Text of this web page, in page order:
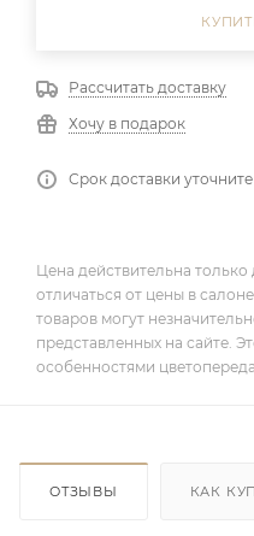
Рассчитать доставку
Хочу в подарок
Срок доставки
Цена действительна
отличаться от цены в
товаров могут
представленных на сайте.
особенностями
ОТЗЫВЫ КАК